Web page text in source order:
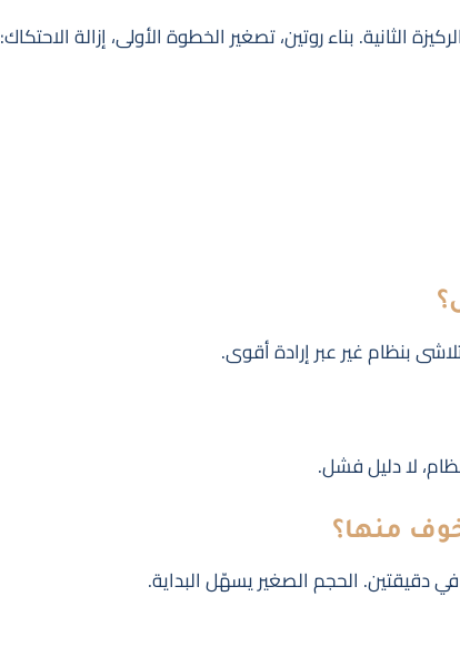
الثانية. بناء روتين، تصغير الخطوة الأولى، إزالة الاحتكاك:
بنظام غير عبر إرادة أقوى.
لا دليل فشل.
منها؟
دقيقتين. الحجم الصغير يسهّل البداية.